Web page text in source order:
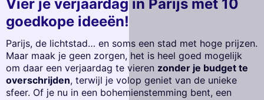
Vier je verjaardag in Parijs met 10
goedkope ideeën!
Parijs, de lichtstad… en soms een stad met hoge prijzen.
Maar maak je geen zorgen, het is heel goed mogelijk
om daar een verjaardag te vieren zonder je budget te
overschrijden, terwijl je volop geniet van de unieke
sfeer. Of je nu in een bohemienstemming bent, een